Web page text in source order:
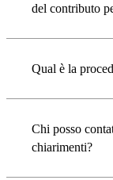
del contributo
Qual è la
Chi posso
chiarimenti?